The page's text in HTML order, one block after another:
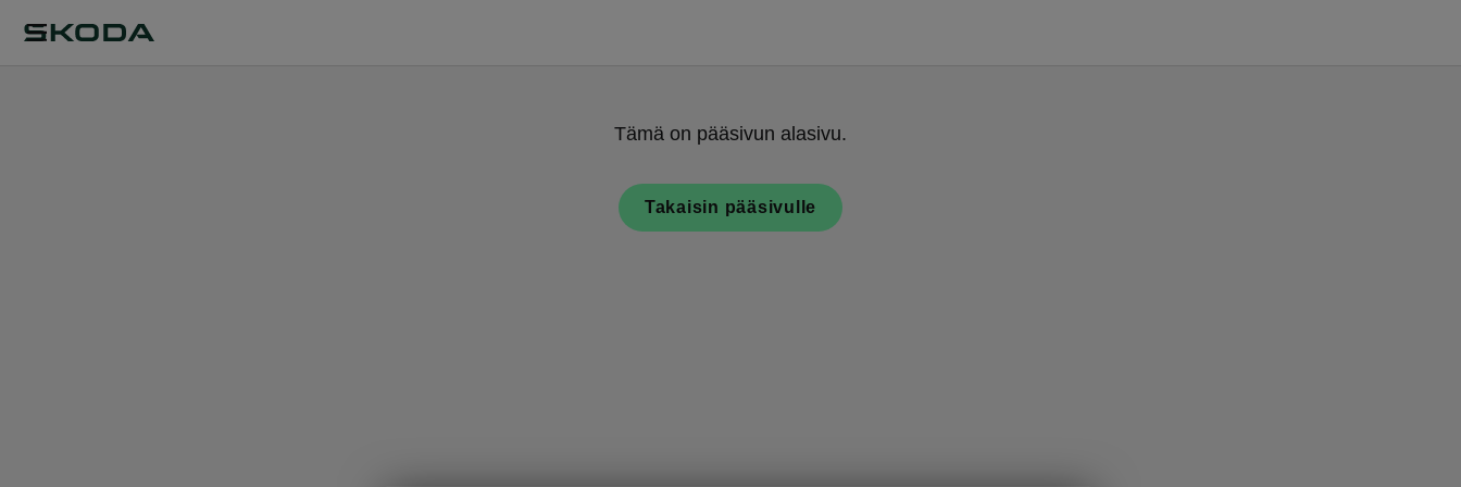
Tämä on pääsivun alasivu.
Takaisin pääsivulle